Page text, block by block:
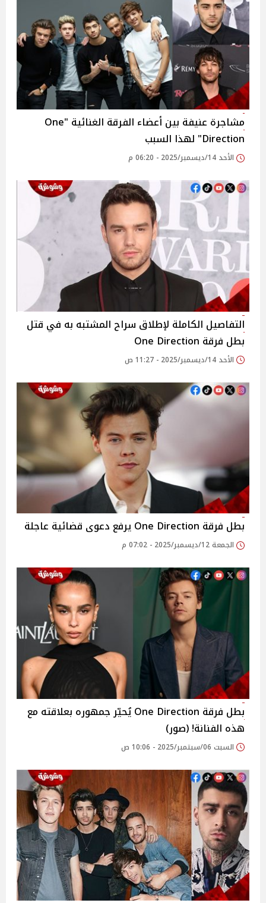
مشاجرة عنيفة بين أعضاء الفرقة الغنائية "One
Direction" لهذا السبب
الأحد 14/ديسمبر/2025 - 06:20 م
التفاصيل الكاملة لإطلاق سراح المشتبه به في قتل
بطل فرقة One Direction
الأحد 14/ديسمبر/2025 - 11:27 ص
بطل فرقة One Direction يرفع دعوى قضائية عاجلة
الجمعة 12/ديسمبر/2025 - 07:02 م
بطل فرقة One Direction يُحيّر جمهوره بعلاقته مع
هذه الفنانة! (صور)
السبت 06/سبتمبر/2025 - 10:06 ص